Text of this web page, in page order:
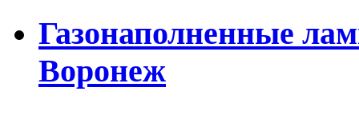
Газонаполненные
Воронеж